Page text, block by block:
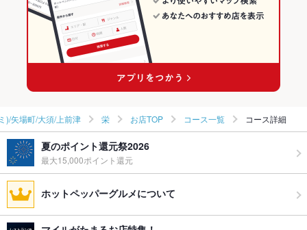
栄駅 × 居酒屋
愛知 × 和風
栄のグルメランキング
栄の和食ランキング
栄の日本料理・懐石・割烹ランキング
)/矢場町/大須/上前津 栄 お店TOP コース一覧 コース詳細
夏のポイント還元祭2026
最大15,000ポイント還元
ホットペッパーグルメについて